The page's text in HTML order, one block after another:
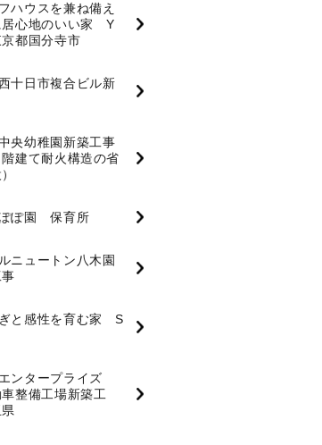
ハウスを兼ね備え
居心地のいい家 Y
都国分寺市
十日市複合ビル新
央幼稚園新築工事
階建て耐火構造の省
ぽ園 保育所
ニュートン八木園
と感性を育む家 S
ンタープライズ
整備工場新築工